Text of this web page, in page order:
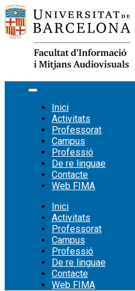
Vés
al
contingut
Inici
Activitats
Professorat
Campus
Professió
De re linguae
Contacte
Web FIMA
Inici
Activitats
Professorat
Campus
Professió
De re linguae
Contacte
Web FIMA